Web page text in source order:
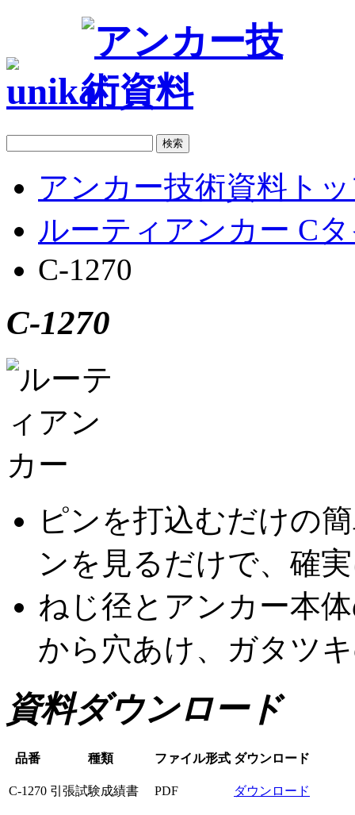
アンカー技術資料ト
ルーティアンカー C
C-1270
C-1270
ピンを打込むだけの
ンを見るだけで、確
ねじ径とアンカー本
から穴あけ、ガタツ
資料ダウンロード
品番 種類 ファイル形式 ダウンロード
C-1270 引張試験成績書 PDF ダウンロード